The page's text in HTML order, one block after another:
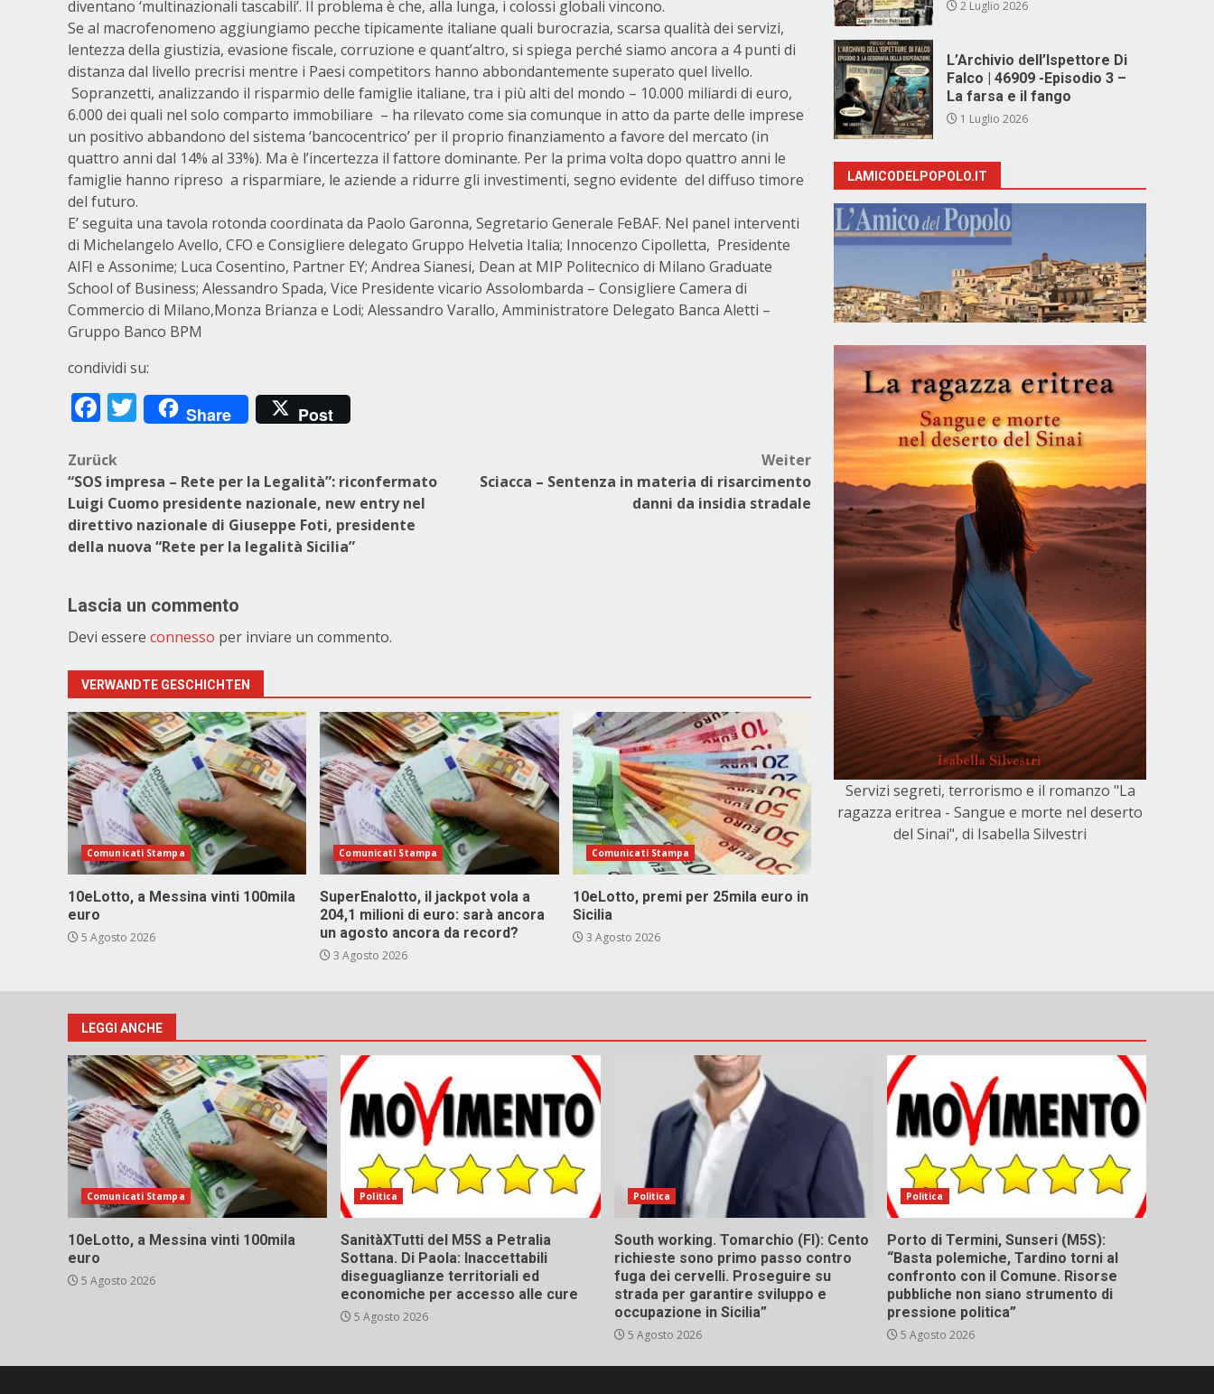
diventano ‘multinazionali tascabili’. Il problema è che, alla lunga, i colossi globali vincono.
Se al macrofenomeno aggiungiamo pecche tipicamente italiane quali burocrazia, scarsa qualità dei servizi,
lentezza della giustizia, evasione fiscale, corruzione e quant’altro, si spiega perché siamo ancora a 4 punti di
distanza dal livello precrisi mentre i Paesi competitors hanno abbondantemente superato quel livello.
Sopranzetti, analizzando il risparmio delle famiglie italiane, tra i più alti del mondo – 10.000 miliardi di euro,
6.000 dei quali nel solo comparto immobiliare – ha rilevato come sia comunque in atto da parte delle imprese
un positivo abbandono del sistema ‘bancocentrico’ per il proprio finanziamento a favore del mercato (in
quattro anni dal 14% al 33%). Ma è l’incertezza il fattore dominante. Per la prima volta dopo quattro anni le
famiglie hanno ripreso a risparmiare, le aziende a ridurre gli investimenti, segno evidente del diffuso timore
del futuro.
E’ seguita una tavola rotonda coordinata da Paolo Garonna, Segretario Generale FeBAF. Nel panel interventi
di Michelangelo Avello, CFO e Consigliere delegato Gruppo Helvetia Italia; Innocenzo Cipolletta, Presidente
AIFI e Assonime; Luca Cosentino, Partner EY; Andrea Sianesi, Dean at MIP Politecnico di Milano Graduate
School of Business; Alessandro Spada, Vice Presidente vicario Assolombarda – Consigliere Camera di
Commercio di Milano,Monza Brianza e Lodi; Alessandro Varallo, Amministratore Delegato Banca Aletti –
Gruppo Banco BPM
condividi su:
Facebook
Twitter
Share Post
Beitragsnavigation
Zurück
“SOS impresa – Rete per la Legalità”: riconfermato
Luigi Cuomo presidente nazionale, new entry nel
direttivo nazionale di Giuseppe Foti, presidente
della nuova “Rete per la legalità Sicilia”
Weiter
Sciacca – Sentenza in materia di risarcimento
danni da insidia stradale
Lascia un commento
Devi essere connesso per inviare un commento.
VERWANDTE GESCHICHTEN
Comunicati Stampa
10eLotto, a Messina vinti 100mila
euro
5 Agosto 2026
Comunicati Stampa
SuperEnalotto, il jackpot vola a
204,1 milioni di euro: sarà ancora
un agosto ancora da record?
3 Agosto 2026
Comunicati Stampa
10eLotto, premi per 25mila euro in
Sicilia
3 Agosto 2026
2 Luglio 2026
L’Archivio dell’Ispettore Di
Falco | 46909 -Episodio 3 –
La farsa e il fango
1 Luglio 2026
LAMICODELPOPOLO.IT
Servizi segreti, terrorismo e il romanzo "La
ragazza eritrea - Sangue e morte nel deserto
del Sinai", di Isabella Silvestri
LEGGI ANCHE
Comunicati Stampa
10eLotto, a Messina vinti 100mila
euro
5 Agosto 2026
Politica
SanitàXTutti del M5S a Petralia
Sottana. Di Paola: Inaccettabili
diseguaglianze territoriali ed
economiche per accesso alle cure
5 Agosto 2026
Politica
South working. Tomarchio (FI): Cento
richieste sono primo passo contro
fuga dei cervelli. Proseguire su
strada per garantire sviluppo e
occupazione in Sicilia”
5 Agosto 2026
Politica
Porto di Termini, Sunseri (M5S):
“Basta polemiche, Tardino torni al
confronto con il Comune. Risorse
pubbliche non siano strumento di
pressione politica”
5 Agosto 2026